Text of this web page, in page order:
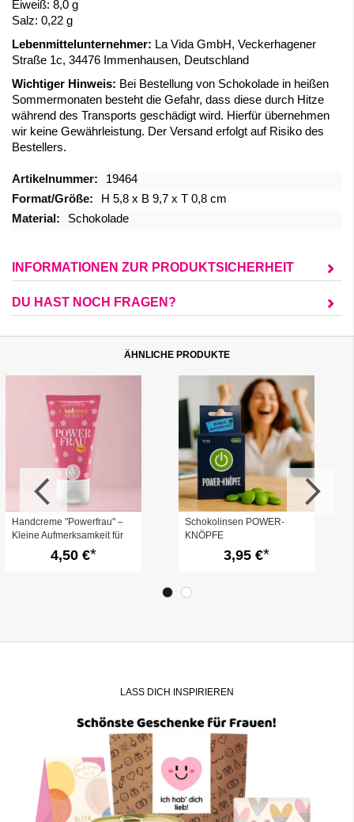
Eiweiß: 8,0 g
Salz: 0,22 g
Lebenmittelunternehmer: La Vida GmbH, Veckerhagener
Straße 1c, 34476 Immenhausen, Deutschland
Wichtiger Hinweis: Bei Bestellung von Schokolade in heißen
Sommermonaten besteht die Gefahr, dass diese durch Hitze
während des Transports geschädigt wird. Hierfür übernehmen
wir keine Gewährleistung. Der Versand erfolgt auf Risiko des
Bestellers.
Mehr
Informationen
19464
H 5,8 x B 9,7 x T 0,8 cm
Schokolade
INFORMATIONEN ZUR PRODUKTSICHERHEIT
DU HAST NOCH FRAGEN?
ÄHNLICHE PRODUKTE
Handcreme "Powerfrau" –
Kleine Aufmerksamkeit für
Kollegin oder Freundin
4,50 €
Schokolinsen POWER-
KNÖPFE
3,95 €
LASS DICH INSPIRIEREN